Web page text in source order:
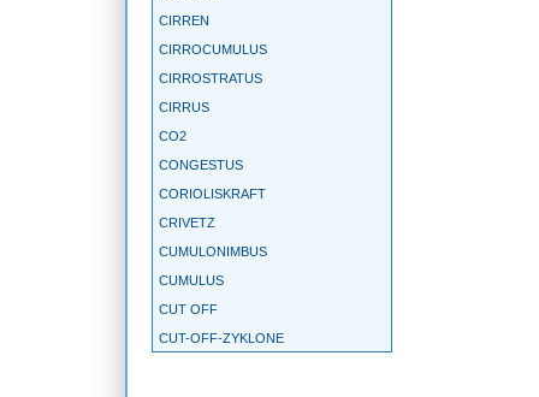
CIRREN
CIRROCUMULUS
CIRROSTRATUS
CIRRUS
CO2
CONGESTUS
CORIOLISKRAFT
CRIVETZ
CUMULONIMBUS
CUMULUS
CUT OFF
CUT-OFF-ZYKLONE